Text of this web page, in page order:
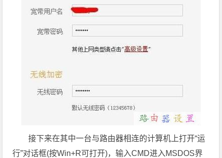
接下来在其中一台与路由器相连的计算机上打开“运
行”对话框(按Win+R可打开)，输入CMD进入MSDOS界